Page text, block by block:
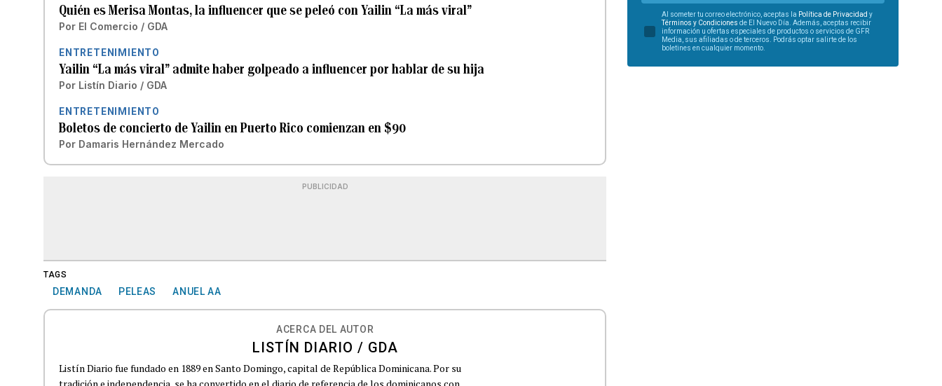
Quién es Merisa Montas, la influencer que se peleó con Yailin “La más viral”
Por El Comercio / GDA
ENTRETENIMIENTO
Yailin “La más viral” admite haber golpeado a influencer por hablar de su hija
Por Listín Diario / GDA
ENTRETENIMIENTO
Boletos de concierto de Yailin en Puerto Rico comienzan en $90
Por Damaris Hernández Mercado
PUBLICIDAD
TAGS
DEMANDA PELEAS ANUEL AA
ACERCA DEL AUTOR
LISTÍN DIARIO / GDA
Listín Diario fue fundado en 1889 en Santo Domingo, capital de República Dominicana. Por su
Al someter tu correo electrónico, aceptas la Política de Privacidad y
Términos y Condiciones de El Nuevo Día. Además, aceptas recibir
información u ofertas especiales de productos o servicios de GFR
Media, sus afiliadas o de terceros. Podrás optar salirte de los
boletines en cualquier momento.